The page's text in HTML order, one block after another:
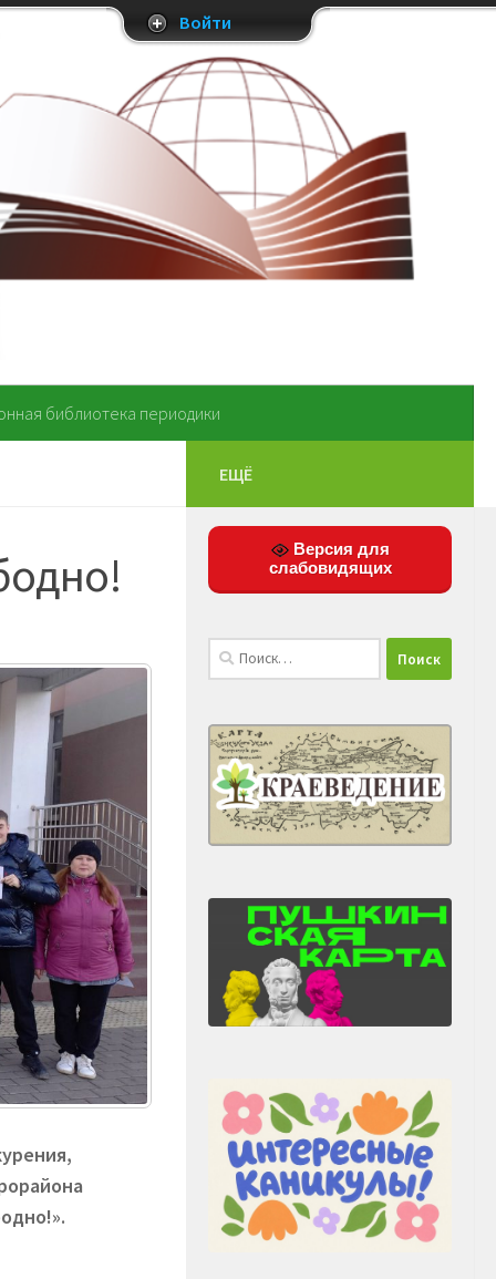
библиотека периодики
ЕЩЁ
Версия для
слабовидящих
Найти:
Войти